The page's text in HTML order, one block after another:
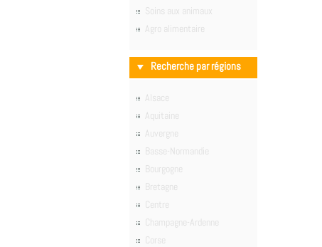
Soins aux animaux
Agro alimentaire
Recherche par régions
Alsace
Aquitaine
Auvergne
Basse-Normandie
Bourgogne
Bretagne
Centre
Champagne-Ardenne
Corse